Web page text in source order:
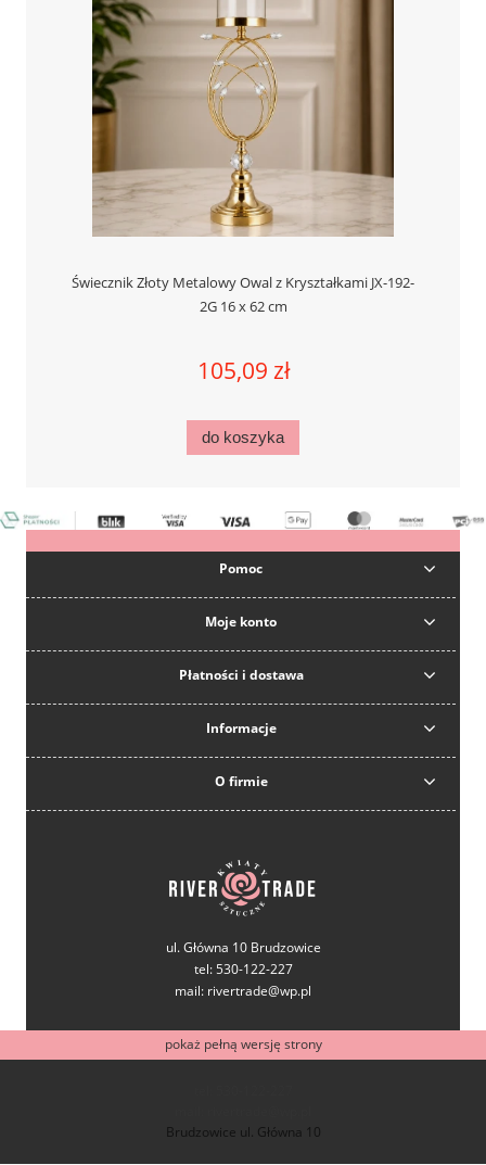
Świecznik Złoty Metalowy Owal z Kryształkami JX-192-
2G 16 x 62 cm
105,09 zł
do koszyka
Pomoc
Moje konto
Płatności i dostawa
Informacje
O firmie
ul. Główna 10 Brudzowice
tel: 530-122-227
mail: rivertrade@wp.pl
pokaż pełną wersję strony
Brudzowice ul. Główna 10